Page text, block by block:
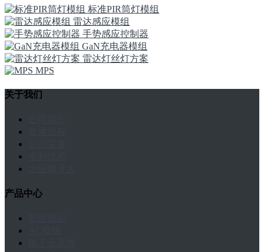
标准PIR筒灯模组
雷达感应模组
手势感应控制器
GaN充电器模组
雷达灯丝灯方案
MPS
关于我们
产品中心